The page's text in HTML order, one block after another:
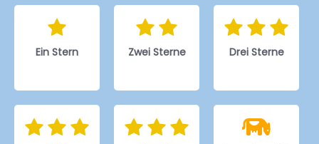
Ein Stern Zwei Sterne Drei Sterne